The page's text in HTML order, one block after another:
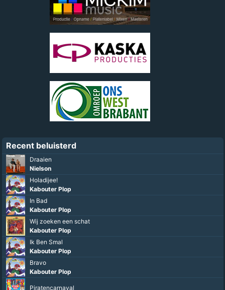
Recent beluisterd
Draaien
Nielson
Holadijee!
Kabouter Plop
In Bad
Kabouter Plop
Wij zoeken een schat
Kabouter Plop
Ik Ben Smal
Kabouter Plop
Bravo
Kabouter Plop
Piratencarnaval